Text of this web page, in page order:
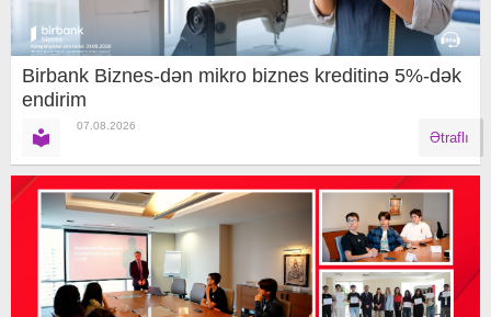
Birbank Biznes-dən mikro biznes kreditinə 5%-dək
endirim
07.08.2026
Ətraflı